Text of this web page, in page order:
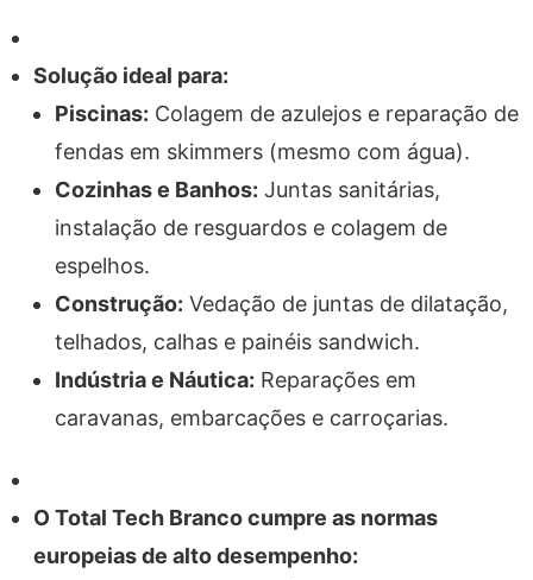
Solução ideal para:
Piscinas: Colagem de azulejos e reparação de
fendas em skimmers (mesmo com água).
Cozinhas e Banhos: Juntas sanitárias,
instalação de resguardos e colagem de
espelhos.
Construção: Vedação de juntas de dilatação,
telhados, calhas e painéis sandwich.
Indústria e Náutica: Reparações em
caravanas, embarcações e carroçarias.
O Total Tech Branco cumpre as normas
europeias de alto desempenho: